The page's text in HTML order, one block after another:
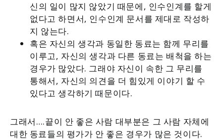
신의 일이 많지 않았기 때문에, 인수인계를 할게
없다고 하면서, 인수인계 문서를 제대로 작성하
지 않는다.
혹은 자신의 생각과 동일한 동료는 함께 무리를
이루고, 자신의 생각과 다른 동료는 배척을 하는
경우가 많았다. 그래야 자신이 속한 그 무리를
통해서, 자신의 의견을 더 힘있게 이야기 할 수
있다고 생각하기 때문이다.
그래서….끝이 안 좋은 사람 대부분은 그 사람 자체에
대한 동료들의 평가가 안 좋은 경우가 많은 것이다.